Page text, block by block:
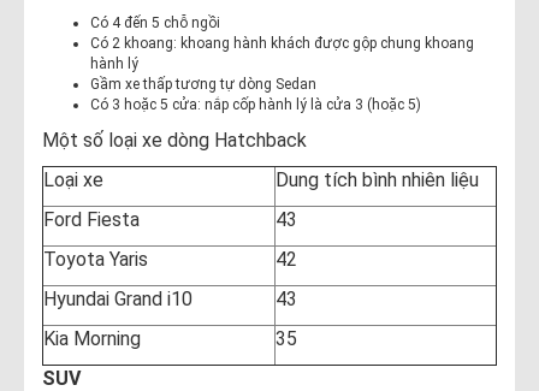
Có 4 đến 5 chỗ ngồi
Có 2 khoang: khoang hành khách được gộp chung khoang
hành lý
Gầm xe thấp tương tự dòng Sedan
Có 3 hoặc 5 cửa: nắp cốp hành lý là cửa 3 (hoặc 5)
Một số loại xe dòng Hatchback
Loại xe
Dung tích bình nhiên liệu
Ford Fiesta
43
Toyota Yaris
42
Hyundai Grand i10
43
Kia Morning
35
SUV